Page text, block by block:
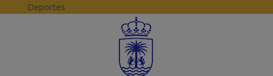
Skip to content
Deportes